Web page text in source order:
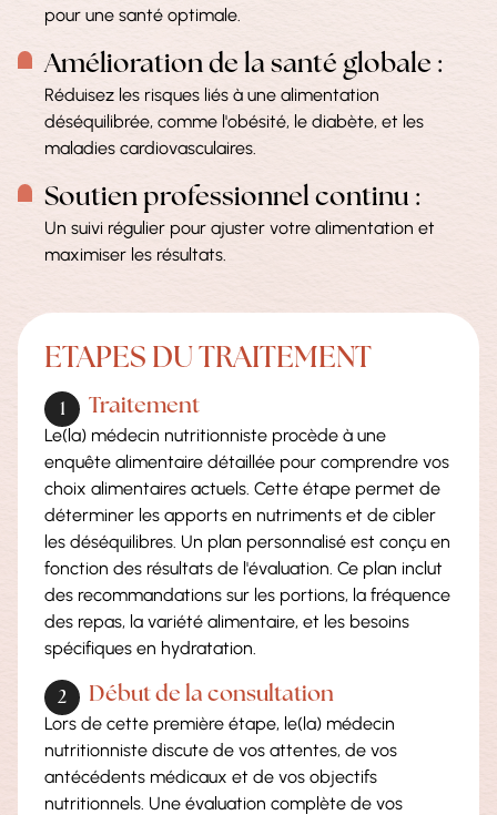
pour une santé optimale.
Amélioration de la santé globale :
Réduisez les risques liés à une alimentation
déséquilibrée, comme l'obésité, le diabète, et les
maladies cardiovasculaires.
Soutien professionnel continu :
Un suivi régulier pour ajuster votre alimentation et
maximiser les résultats.
ETAPES DU TRAITEMENT
Traitement
Le(la) médecin nutritionniste procède à une
enquête alimentaire détaillée pour comprendre vos
choix alimentaires actuels. Cette étape permet de
déterminer les apports en nutriments et de cibler
les déséquilibres. Un plan personnalisé est conçu en
fonction des résultats de l'évaluation. Ce plan inclut
des recommandations sur les portions, la fréquence
des repas, la variété alimentaire, et les besoins
spécifiques en hydratation.
Début de la consultation
Lors de cette première étape, le(la) médecin
nutritionniste discute de vos attentes, de vos
antécédents médicaux et de vos objectifs
nutritionnels. Une évaluation complète de vos